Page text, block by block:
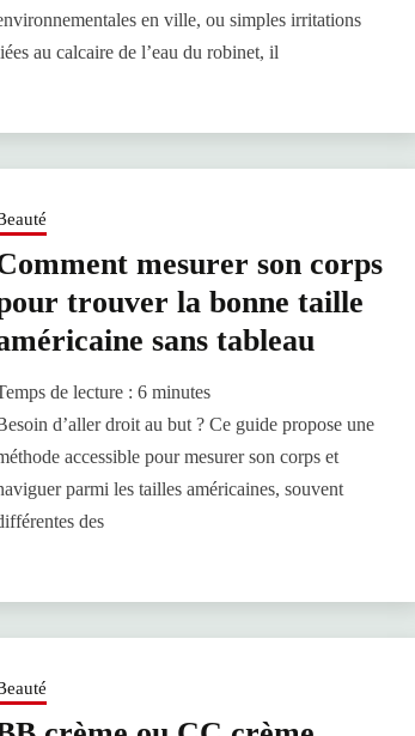
en ville, ou simples irritations
au calcaire de l’eau du robinet, il
mesurer son corps
trouver la bonne taille
sans tableau
de lecture : 6 minutes
d’aller droit au but ? Ce guide propose une
accessible pour mesurer son corps et
parmi les tailles américaines, souvent
des